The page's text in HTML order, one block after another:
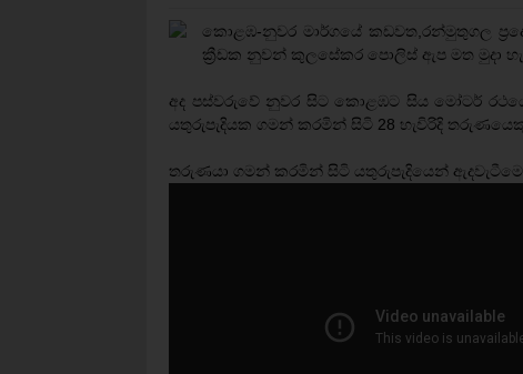
කොළඹ-නුවර මාර්ගයේ කඩවත,රන්මුතුගල
ක්‍රීඩක නුවන් කුලසේකර පොලිස් ඇප මත මුදා
අද පස්වරුවේ නුවර සිට ‍කොළඹට සිය මෝටර්
යතුරුපැදියක ගමන් කරමින් සිටි 28 හැවිරිදි
‍තරුණයා ගමන් කරමින් සිටි යතුරුපැදියෙන්